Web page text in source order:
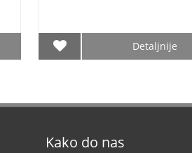
Detaljnije
Kako do nas